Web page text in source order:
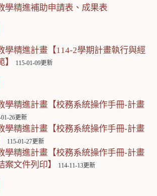
學精進補助申請表、成果表
學精進計畫【114-2學期計畫執行與經
115-01-09更新
學精進計畫【校務系統操作手冊-計畫
01-26更新
學精進計畫【校務系統操作手冊-計畫
115-01-27更新
學精進計畫【校務系統操作手冊-計畫
案文件列印】
114-11-13更新